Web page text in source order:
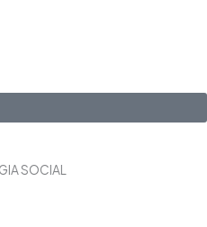
SOCIAL